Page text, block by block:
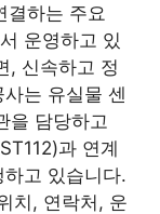
결하는 주요
운영하고 있
, 신속하고 정
는 유실물 센
을 담당하고
과 연계
고 있습니다.
치, 연락처, 운